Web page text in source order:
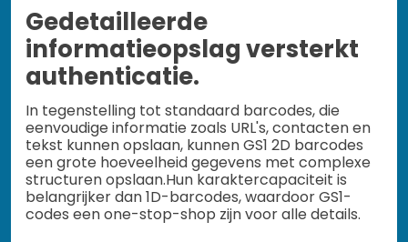
Gedetailleerde
informatieopslag versterkt
authenticatie.
In tegenstelling tot standaard barcodes, die
eenvoudige informatie zoals URL's, contacten en
tekst kunnen opslaan, kunnen GS1 2D barcodes
een grote hoeveelheid gegevens met complexe
structuren opslaan.Hun karaktercapaciteit is
belangrijker dan 1D-barcodes, waardoor GS1-
codes een one-stop-shop zijn voor alle details.